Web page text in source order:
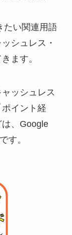
たい関連用語
シュレス・
ます。
ッシュレス
イント経
、Google
す。